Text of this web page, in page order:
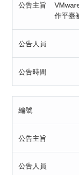
公告主旨
作平臺
公告人員
公告時間
編號
公告主旨
公告人員